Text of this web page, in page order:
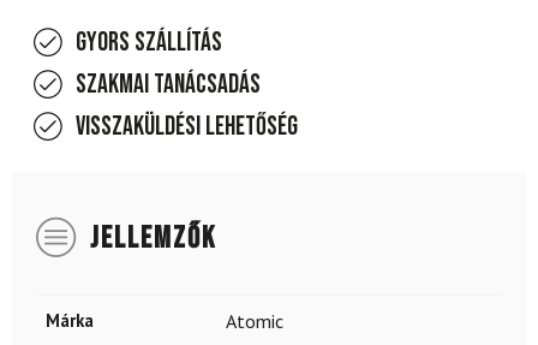
Gyors szállítás
Szakmai tanácsadás
Visszaküldési lehetőség
JELLEMZŐK
Márka Atomic